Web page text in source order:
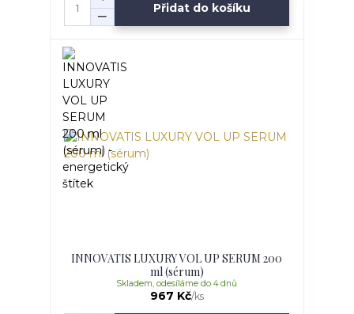
Přidat do košíku
INNOVATIS LUXURY VOL UP SERUM 200
ml (sérum)
967 Kč/ks
Skladem, odesíláme do 4 dnů